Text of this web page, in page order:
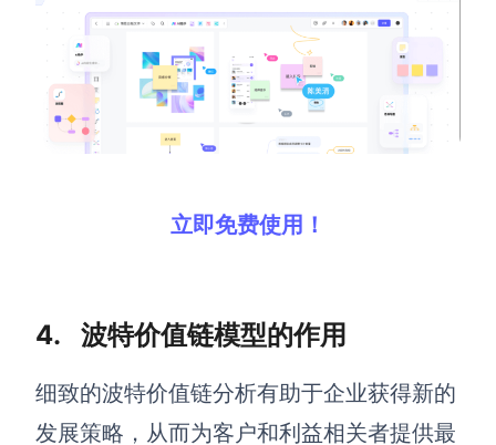
立即免费使用！
4. 波特价值链模型的作用
细致的波特价值链分析有助于企业获得新的
发展策略，从而为客户和利益相关者提供最